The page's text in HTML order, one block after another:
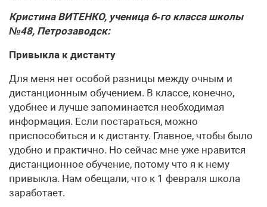
Кристина ВИТЕНКО, ученица 6‑го класса школы
№48, Петрозаводск:
Привыкла к дистанту
Для меня нет особой разницы между очным и
дистанционным обучением. В классе, конечно,
удобнее и лучше запоминается необходимая
информация. Если постараться, можно
приспособиться и к дистанту. Главное, чтобы было
удобно и практично. Но сейчас мне уже нравится
дистанционное обучение, потому что я к нему
привыкла. Нам обещали, что к 1 февраля школа
заработает.